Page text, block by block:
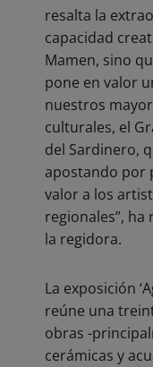
resalta la
capacidad
Mamen, sino
pone en valor
nuestros
culturales, el
del Sardinero,
apostando por
valor a los
regionales”, ha
la regidora.
La exposición
reúne una
obras -
cerámicas y